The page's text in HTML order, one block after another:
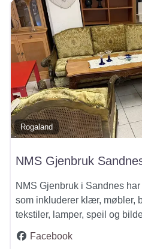
Rogaland
NMS Gjenbruk
NMS Gjenbruk i Sandnes
som inkluderer klær, møbler,
tekstiler, lamper, speil og
Facebook